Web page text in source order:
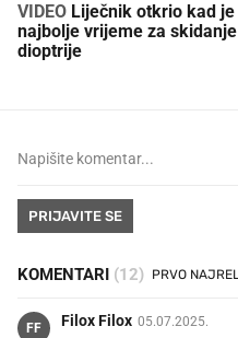
VIDEO
najbolje vrijeme za skidanje
dioptrije
PRIJAVITE SE
KOMENTARI (12)
FF Filox Filox 05.07.2025.